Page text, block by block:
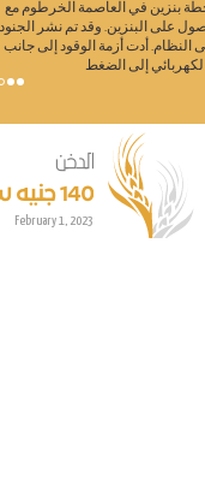
بنزين في العاصمة الخرطوم مع
على البنزين. وقد تم نشر الجنود
أدت أزمة الوقود إلى جانب
إلى الضغط
الدخن
140 جنيه سوداني للكيلو
February 1, 2023